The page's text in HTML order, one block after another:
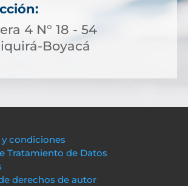
4 N° 18 - 54
Boyacá
y condiciones
Tratamiento de Datos
derechos de autor